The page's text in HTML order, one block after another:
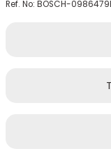
Ref. No: BOSCH-